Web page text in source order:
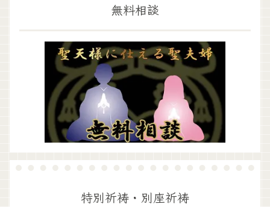
無料相談
特別祈祷・別座祈祷